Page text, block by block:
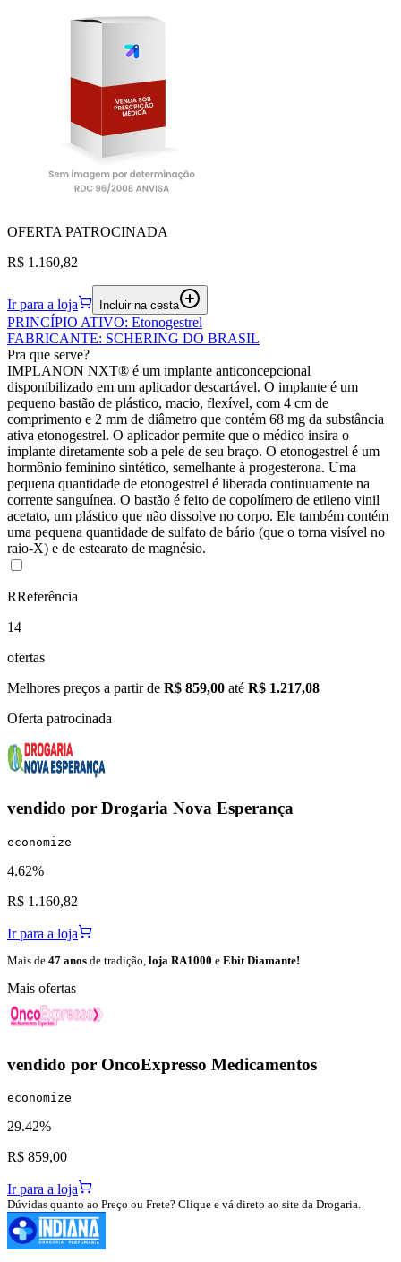
OFERTA PATROCINADA
R$ 1.160,82
Ir para a loja Incluir na cesta
PRINCÍPIO ATIVO: Etonogestrel
FABRICANTE: SCHERING DO BRASIL
Pra que serve?
IMPLANON NXT® é um implante anticoncepcional
disponibilizado em um aplicador descartável. O implante é um
pequeno bastão de plástico, macio, flexível, com 4 cm de
comprimento e 2 mm de diâmetro que contém 68 mg da substância
ativa etonogestrel. O aplicador permite que o médico insira o
implante diretamente sob a pele de seu braço. O etonogestrel é um
hormônio feminino sintético, semelhante à progesterona. Uma
pequena quantidade de etonogestrel é liberada continuamente na
corrente sanguínea. O bastão é feito de copolímero de etileno vinil
acetato, um plástico que não dissolve no corpo. Ele também contém
uma pequena quantidade de sulfato de bário (que o torna visível no
raio-X) e de estearato de magnésio.
RReferência
14
ofertas
Melhores preços a partir de R$ 859,00 até R$ 1.217,08
Oferta patrocinada
vendido por Drogaria Nova Esperança
economize
4.62%
R$ 1.160,82
Ir para a loja
Mais de 47 anos de tradição, loja RA1000 e Ebit Diamante!
Mais ofertas
vendido por OncoExpresso Medicamentos
economize
29.42%
R$ 859,00
Ir para a loja
Dúvidas quanto ao Preço ou Frete? Clique e vá direto ao site da Drogaria.